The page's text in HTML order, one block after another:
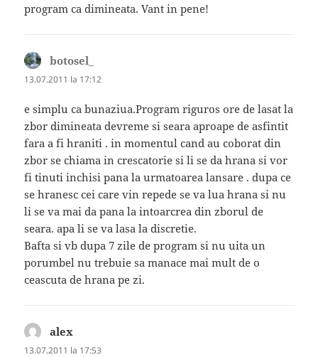
program ca dimineata. Vant in pene!
botosel_
13.07.2011 la 17:12
e simplu ca bunaziua.Program riguros ore de lasat la
zbor dimineata devreme si seara aproape de asfintit
fara a fi hraniti . in momentul cand au coborat din
zbor se chiama in crescatorie si li se da hrana si vor
fi tinuti inchisi pana la urmatoarea lansare . dupa ce
se hranesc cei care vin repede se va lua hrana si nu
li se va mai da pana la intoarcrea din zborul de
seara. apa li se va lasa la discretie.
Bafta si vb dupa 7 zile de program si nu uita un
porumbel nu trebuie sa manace mai mult de o
ceascuta de hrana pe zi.
alex
13.07.2011 la 17:53